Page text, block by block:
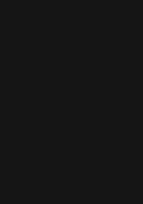
Déclaration